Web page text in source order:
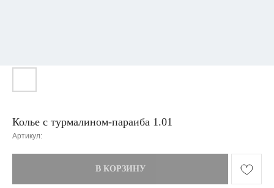
Колье с турмалином-параиба 1.01
Артикул:
В КОРЗИНУ